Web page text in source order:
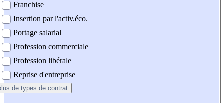
Franchise
Insertion par l'activ.éco.
Portage salarial
Profession commerciale
Profession libérale
Reprise d'entreprise
de types de contrat